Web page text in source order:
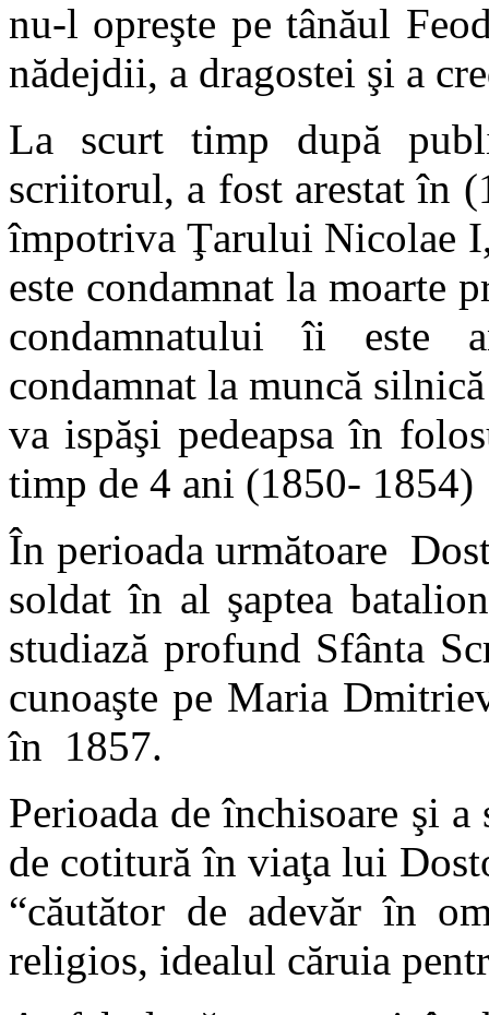
nu-l opreşte pe tânăul
nădejdii, a dragostei şi a
La scurt timp după
scriitorul, a fost arestat în
împotriva Ţarului Nicolae
este condamnat la moarte
condamnatului îi este
condamnat la muncă
va ispăşi pedeapsa în
timp de 4 ani (1850- 1854)
În perioada următoare
soldat în al şaptea
studiază profund Sfânta
cunoaşte pe Maria
în 1857.
Perioada de închisoare şi
de cotitură în viaţa lui
“căutător de adevăr în
religios, idealul căruia